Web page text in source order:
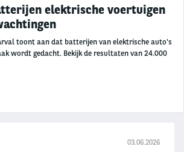
elektrische voertuigen
toont aan dat batterijen van elektrische auto's
wordt gedacht. Bekijk de resultaten van 24.000
03.06.2026